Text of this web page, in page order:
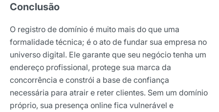
Conclusão
O registro de domínio é muito mais do que uma
formalidade técnica; é o ato de fundar sua empresa no
universo digital. Ele garante que seu negócio tenha um
endereço profissional, protege sua marca da
concorrência e constrói a base de confiança
necessária para atrair e reter clientes. Sem um domínio
próprio, sua presença online fica vulnerável e